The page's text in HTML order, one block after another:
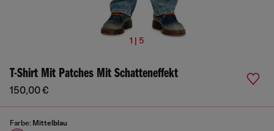
1 | 5
T-Shirt Mit Patches Mit Schatteneffekt
150,00 €
Farbe: Mittelblau